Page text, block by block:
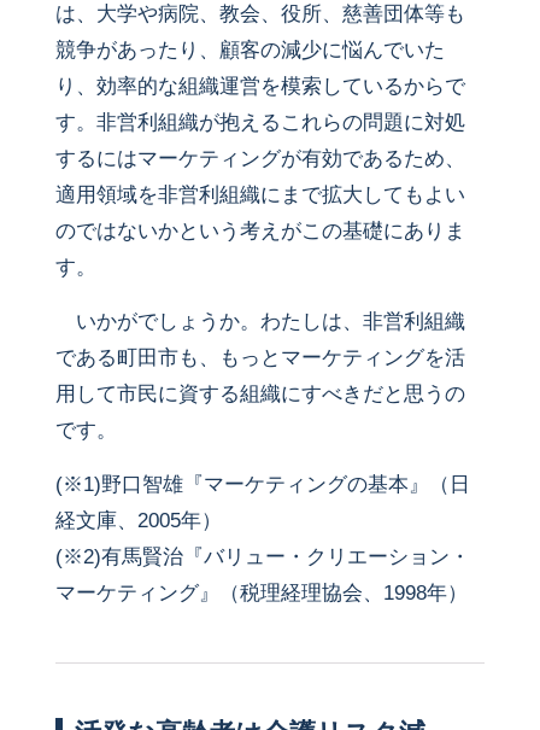
は、大学や病院、教会、役所、慈善団体等も
競争があったり、顧客の減少に悩んでいた
り、効率的な組織運営を模索しているからで
す。非営利組織が抱えるこれらの問題に対処
するにはマーケティングが有効であるため、
適用領域を非営利組織にまで拡大してもよい
のではないかという考えがこの基礎にありま
す。
いかがでしょうか。わたしは、非営利組織
である町田市も、もっとマーケティングを活
用して市民に資する組織にすべきだと思うの
です。
(※1)野口智雄『マーケティングの基本』（日
経文庫、2005年）
(※2)有馬賢治『バリュー・クリエーション・
マーケティング』（税理経理協会、1998年）